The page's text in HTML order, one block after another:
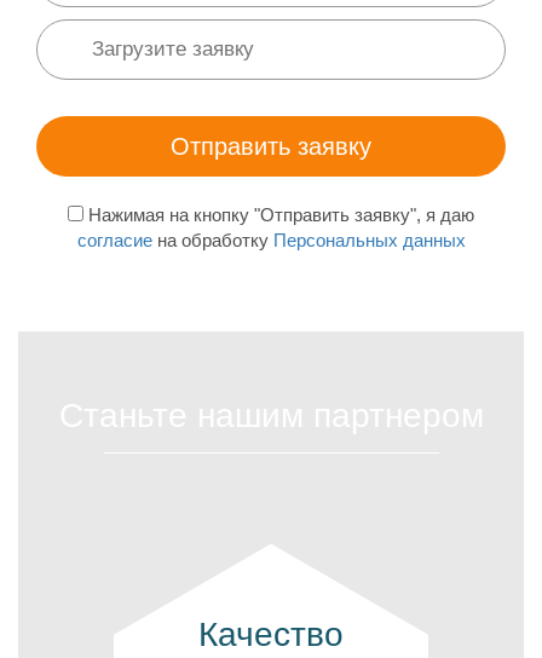
Нажимая на кнопку "Отправить заявку", я даю
согласиена обработку Персональных данных
Качество